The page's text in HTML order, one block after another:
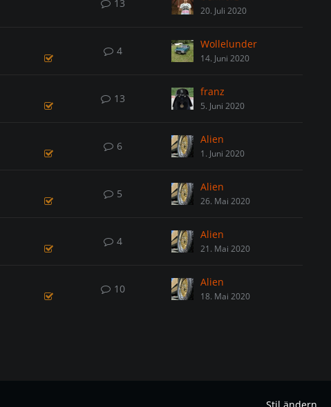
13
20. Juli 2020
4
Wollelunder
14. Juni 2020
13
franz
5. Juni 2020
6
Alien
1. Juni 2020
5
Alien
26. Mai 2020
4
Alien
21. Mai 2020
10
Alien
18. Mai 2020